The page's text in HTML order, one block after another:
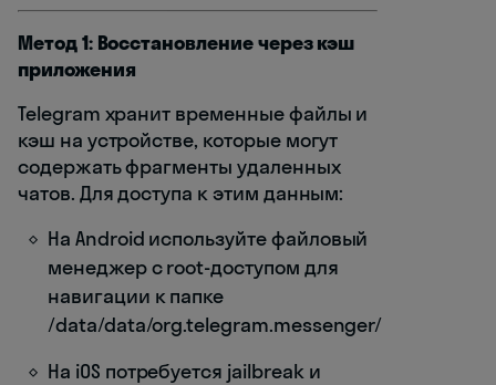
Метод 1: Восстановление через кэш
приложения
Telegram хранит временные файлы и
кэш на устройстве, которые могут
содержать фрагменты удаленных
чатов. Для доступа к этим данным:
На Android используйте файловый
менеджер с root-доступом для
навигации к папке
/data/data/org.telegram.messenger/
На iOS потребуется jailbreak и